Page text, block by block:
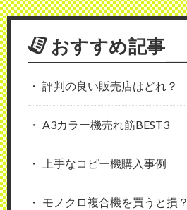
おすすめ記事
評判の良い販売店はどれ？
A3カラー機売れ筋BEST3
上手なコピー機購入事例
モノクロ複合機を買うと損？